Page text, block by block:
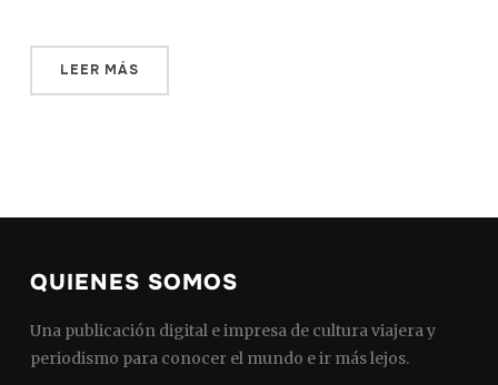
LEER MÁS
QUIENES SOMOS
Una publicación digital e impresa de cultura viajera y
periodismo para conocer el mundo e ir más lejos.